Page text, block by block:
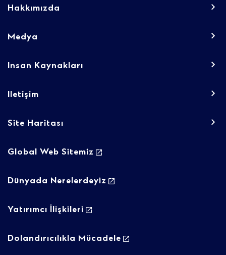
-
Hakkımızda
Medya
Insan Kaynakları
Iletişim
Site Haritası
Footer
-
Column
Global Web Sitemiz
Dünyada Nerelerdeyiz
Yatırımcı İlişkileri
Dolandırıcılıkla Mücadele